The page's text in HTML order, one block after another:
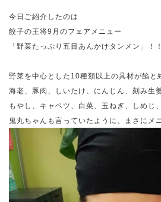
今日ご紹介したのは
餃子の王将9月のフェアメニュー
「野菜たっぷり五目あんかけタンメン」！！
野菜を中心とした10種類以上の具材が餡
海老、豚肉、しいたけ、にんじん、刻み生
もやし、キャベツ、白菜、玉ねぎ、しめじ
鬼丸ちゃんも言っていたように、まさにメ